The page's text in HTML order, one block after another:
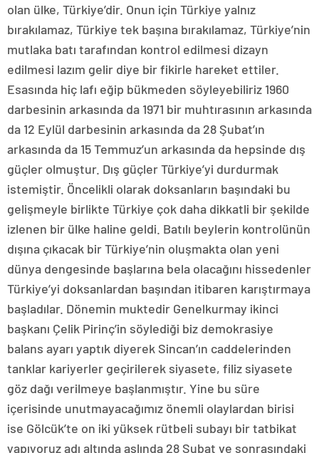
olan ülke, Türkiye’dir. Onun için Türkiye yalnız
bırakılamaz, Türkiye tek başına bırakılamaz, Türkiye’nin
mutlaka batı tarafından kontrol edilmesi dizayn
edilmesi lazım gelir diye bir fikirle hareket ettiler.
Esasında hiç lafı eğip bükmeden söyleyebiliriz 1960
darbesinin arkasında da 1971 bir muhtırasının arkasında
da 12 Eylül darbesinin arkasında da 28 Şubat’ın
arkasında da 15 Temmuz’un arkasında da hepsinde dış
güçler olmuştur. Dış güçler Türkiye’yi durdurmak
istemiştir. Öncelikli olarak doksanların başındaki bu
gelişmeyle birlikte Türkiye çok daha dikkatli bir şekilde
izlenen bir ülke haline geldi. Batılı beylerin kontrolünün
dışına çıkacak bir Türkiye’nin oluşmakta olan yeni
dünya dengesinde başlarına bela olacağını hissedenler
Türkiye’yi doksanlardan başından itibaren karıştırmaya
başladılar. Dönemin muktedir Genelkurmay ikinci
başkanı Çelik Pirinç’in söylediği biz demokrasiye
balans ayarı yaptık diyerek Sincan’ın caddelerinden
tanklar kariyerler geçirilerek siyasete, filiz siyasete
göz dağı verilmeye başlanmıştır. Yine bu süre
içerisinde unutmayacağımız önemli olaylardan birisi
ise Gölcük’te on iki yüksek rütbeli subayı bir tatbikat
yapıyoruz adı altında aslında 28 Şubat ve sonrasındaki